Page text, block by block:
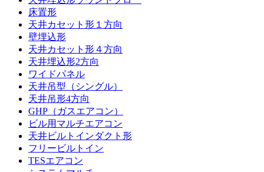
床置形
天井カセット形１方向
壁埋込形
天井カセット形４方向
天井埋込形2方向
ワイドパネル
天井吊型（シングル）
天井吊形4方向
GHP（ガスエアコン）
ビル用マルチエアコン
天井ビルトインダクト形
フリービルトイン
TESエアコン